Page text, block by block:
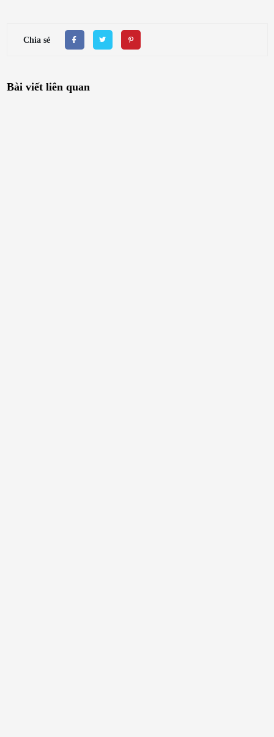
Chia sẻ
Bài viết liên quan